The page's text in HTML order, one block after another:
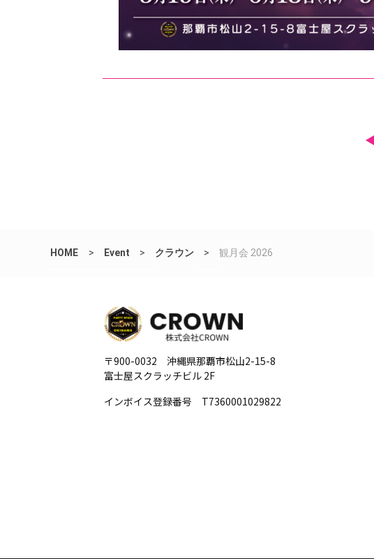
HOME > Event > クラウン > 観月会 2026
〒900-0032 沖縄県那覇市松山2-15-8
富士屋スクラッチビル 2F
インボイス登録番号 T7360001029822